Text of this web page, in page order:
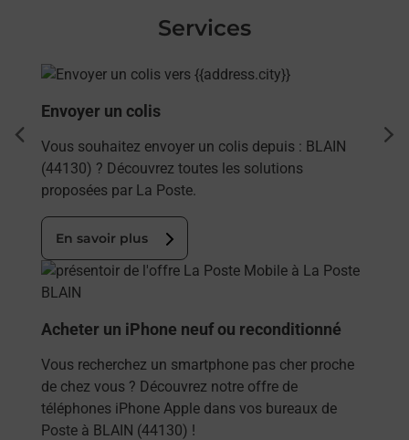
Services
En savoir plus
Envoyer un colis
Vous souhaitez envoyer un colis depuis : BLAIN
(44130) ? Découvrez toutes les solutions
proposées par La Poste.
En savoir plus
En savoir plus
Acheter un iPhone neuf ou reconditionné
Vous recherchez un smartphone pas cher proche
de chez vous ? Découvrez notre offre de
téléphones iPhone Apple dans vos bureaux de
Poste à BLAIN (44130) !